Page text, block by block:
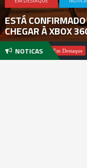
ESTÁ
CHEGAR À XBOX
NOTICASEm Destaque